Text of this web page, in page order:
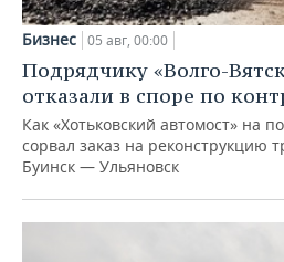
Бизнес 05 авг, 00:00
Подрядчику «Волго-
отказали в споре по
Как «Хотьковский автомост» на
сорвал заказ на реконструкцию
Буинск — Ульяновск